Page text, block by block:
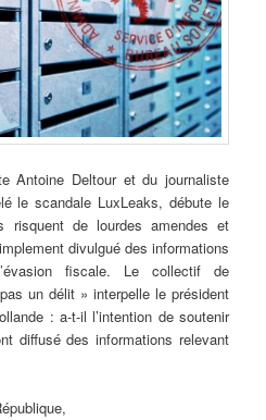
Antoine Deltour et du journaliste
le scandale LuxLeaks, débute le
risquent de lourdes amendes et
divulgué des informations
fiscale. Le collectif de
un délit » interpelle le président
: a-t-il l’intention de soutenir
diffusé des informations relevant